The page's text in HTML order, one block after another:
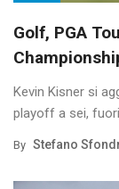
Golf, PGA
Kevin Kisner si
playoff a sei,
By Stefano